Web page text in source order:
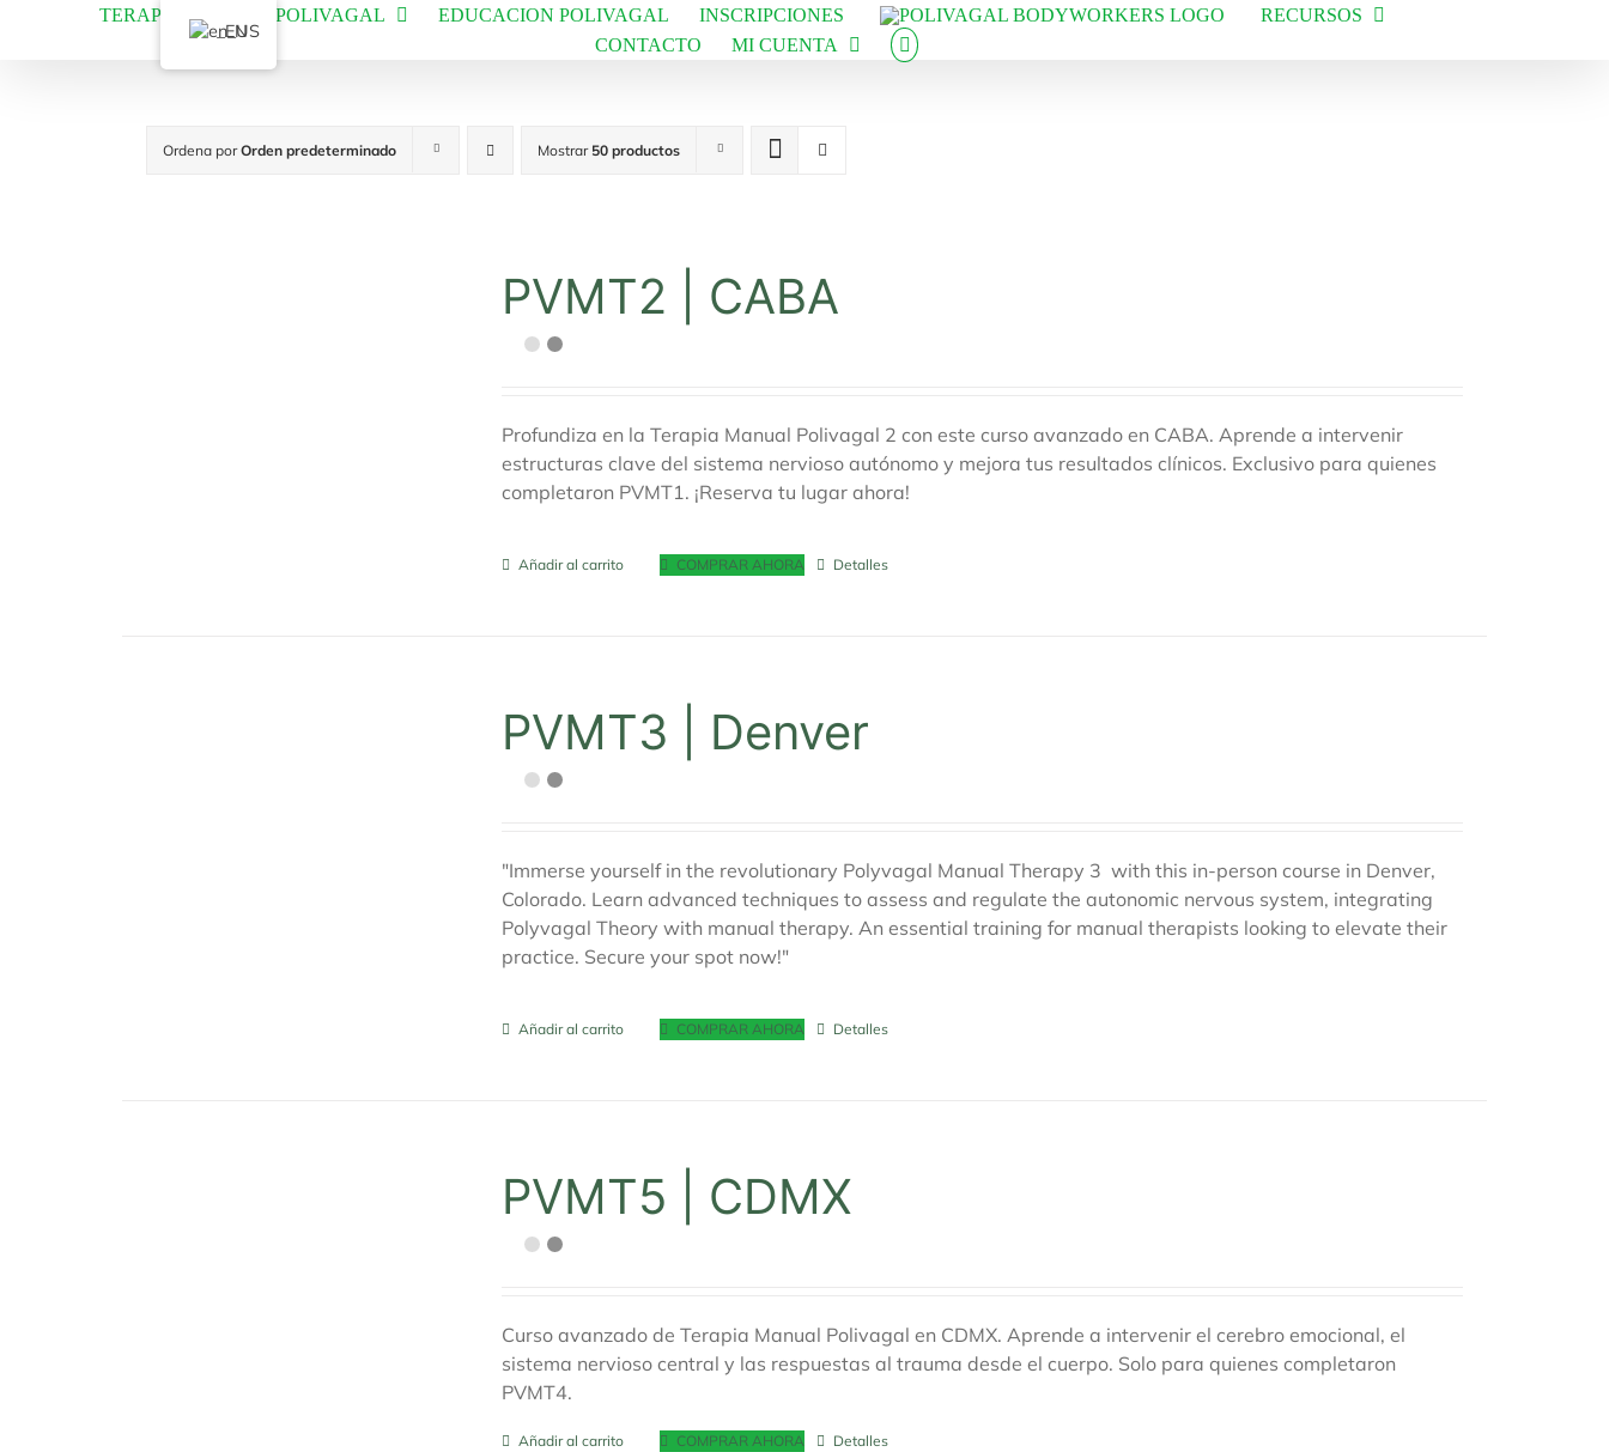
TERAPIA MANUAL POLIVAGAL EDUCACION POLIVAGAL INSCRIPCIONES
RECURSOS
CONTACTO
MI CUENTA
Ordena porOrden predeterminado Mostrar 50 productos
PVMT2 | CABA
Profundiza en la Terapia Manual Polivagal 2 con este curso avanzado en CABA. Aprende a intervenir
estructuras clave del sistema nervioso autónomo y mejora tus resultados clínicos. Exclusivo para quienes
completaron PVMT1. ¡Reserva tu lugar ahora!
Añadir al carrito COMPRAR AHORA Detalles
PVMT3 | Denver
"Immerse yourself in the revolutionary Polyvagal Manual Therapy 3 with this in-person course in Denver,
Colorado. Learn advanced techniques to assess and regulate the autonomic nervous system, integrating
Polyvagal Theory with manual therapy. An essential training for manual therapists looking to elevate their
practice. Secure your spot now!"
Añadir al carrito COMPRAR AHORA Detalles
PVMT5 | CDMX
Curso avanzado de Terapia Manual Polivagal en CDMX. Aprende a intervenir el cerebro emocional, el
sistema nervioso central y las respuestas al trauma desde el cuerpo. Solo para quienes completaron
PVMT4.
Añadir al carrito COMPRAR AHORA Detalles
_EN